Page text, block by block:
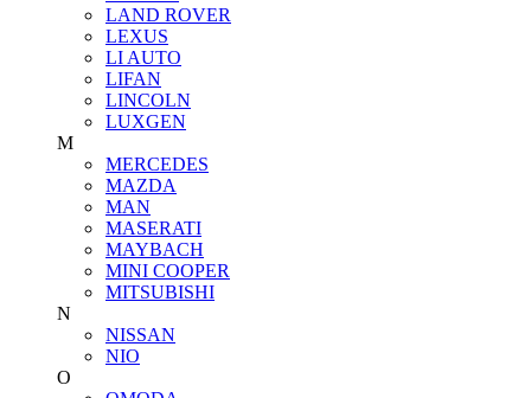
LAND ROVER
LEXUS
LI AUTO
LIFAN
LINCOLN
LUXGEN
M
MERCEDES
MAZDA
MAN
MASERATI
MAYBACH
MINI COOPER
MITSUBISHI
N
NISSAN
NIO
O